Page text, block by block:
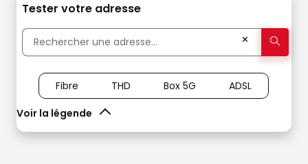
Tester votre adresse
✕
Voir la légende
Fibre THD Box 5G ADSL